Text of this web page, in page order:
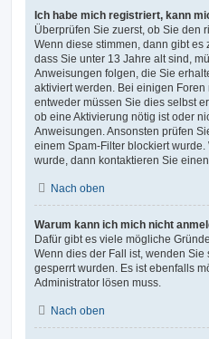
Ich habe mich registriert, kann
Überprüfen Sie zuerst, ob Sie den
Wenn diese stimmen, dann gibt es
dass Sie unter 13 Jahre alt sind,
Anweisungen folgen, die Sie
aktiviert werden. Bei einigen
entweder müssen Sie dies selbst
ob eine Aktivierung nötig ist oder
Anweisungen. Ansonsten prüfen
einem Spam-Filter blockiert
wurde, dann kontaktieren Sie einen
Nach oben
Warum kann ich mich nicht
Dafür gibt es viele mögliche
Wenn dies der Fall ist, wenden
gesperrt wurden. Es ist ebenfalls
Administrator lösen muss.
Nach oben